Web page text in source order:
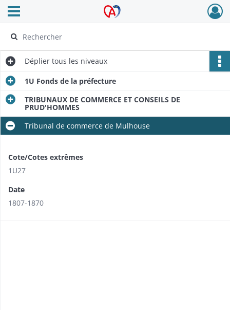
Archives Alsace - Colmar
Ouvrir le menu déroulant
Déplier tous les niveaux
1U Fonds de la préfecture
TRIBUNAUX DE COMMERCE ET CONSEILS DE
PRUD'HOMMES
Tribunal de commerce de Mulhouse
Cote/Cotes extrêmes
1U27
Date
1807-1870